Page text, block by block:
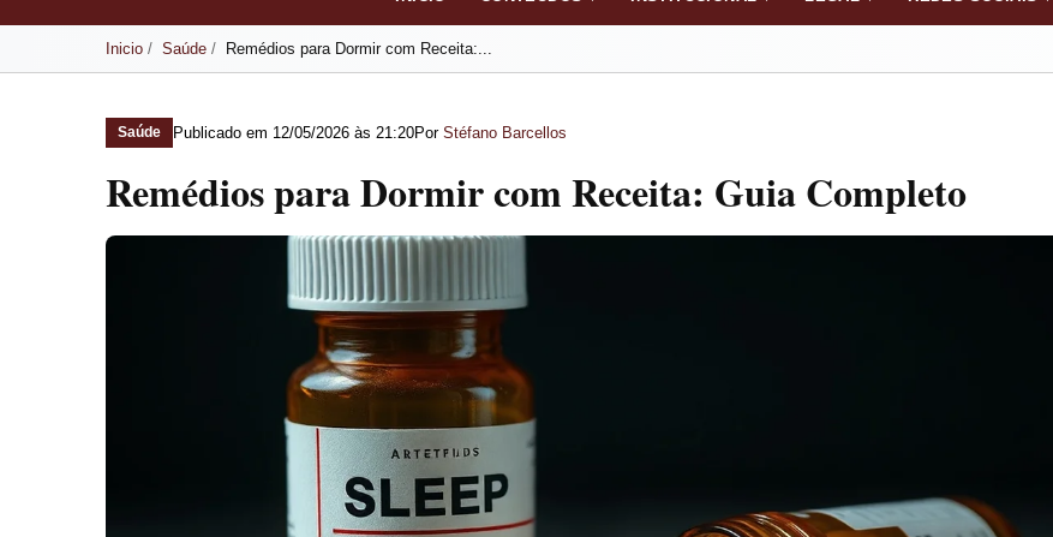
Inicio Saúde Remédios para Dormir com Receita:...
Saúde Publicado em 12/05/2026 às 21:20Por Stéfano Barcellos
Remédios para Dormir com Receita: Guia Completo